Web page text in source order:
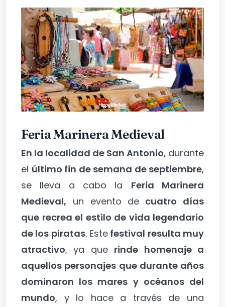
Feria Marinera Medieval
En la localidad de San Antonio, durante
el último fin de semana de septiembre,
se lleva a cabo la Feria Marinera
Medieval, un evento de cuatro días
que recrea el estilo de vida legendario
de los piratas. Este festival resulta muy
atractivo, ya que rinde homenaje a
aquellos personajes que durante años
dominaron los mares y océanos del
mundo, y lo hace a través de una